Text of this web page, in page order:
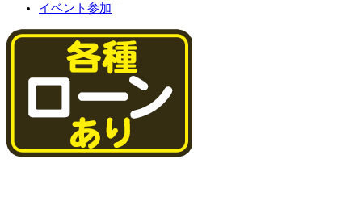
イベント参加